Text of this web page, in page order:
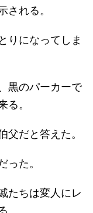
される。
りになってしま
黒のパーカーで
る。
父だと答えた。
った。
たちは変人にレ